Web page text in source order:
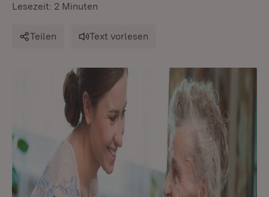
Lesezeit: 2 Minuten
Teilen Text vorlesen